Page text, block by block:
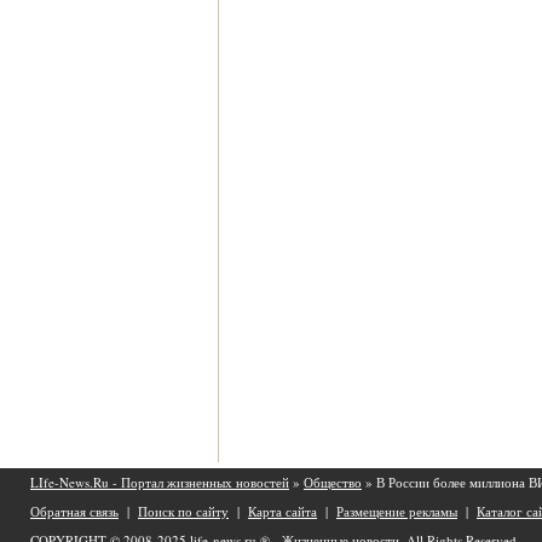
LIfe-News.Ru - Портал жизненных новостей » Общество » В России более миллиона
Обратная связь | Поиск по сайту | Карта сайта | Размещение рекламы | Каталог